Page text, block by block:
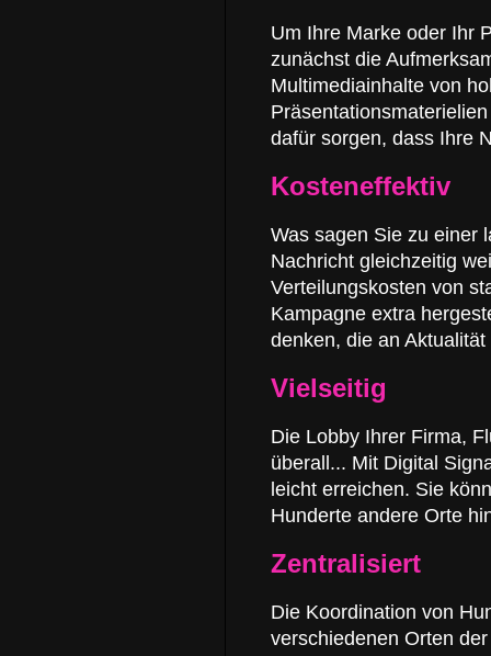
Um Ihre Marke oder Ihr
zunächst die
Multimediainhalte von
dafür sorgen, dass Ihre
Kosteneffektiv
Was sagen Sie zu einer
Nachricht gleichzeitig
Verteilungskosten von
Kampagne extra
denken, die an
Vielseitig
Die Lobby Ihrer Firma,
überall... Mit Digital
leicht erreichen. Sie
Hunderte andere Orte
Zentralisiert
Die Koordination von
verschiedenen Orten